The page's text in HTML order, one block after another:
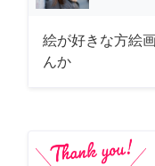
絵が好きな方絵
んか